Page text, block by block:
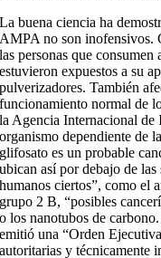
La buena ciencia ha
AMPA no son inofensivos.
las personas que
estuvieron expuestos a su
pulverizadores. También
funcionamiento normal de
la Agencia Internacional
organismo dependiente de
glifosato es un probable
ubican así por debajo de
humanos ciertos”, como el
grupo 2 B, “posibles
o los nanotubos de
emitió una “Orden
autoritarias y técnicamente